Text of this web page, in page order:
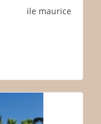
ile maurice